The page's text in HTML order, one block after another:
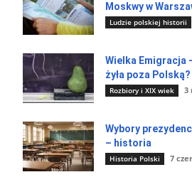
Moskwy w
Ludzie polskiej historii
Wielka Emigracja
żyła poza Polską?
Rozbiory i XIX wiek 3
Wybory
– historia
Historia Polski 7